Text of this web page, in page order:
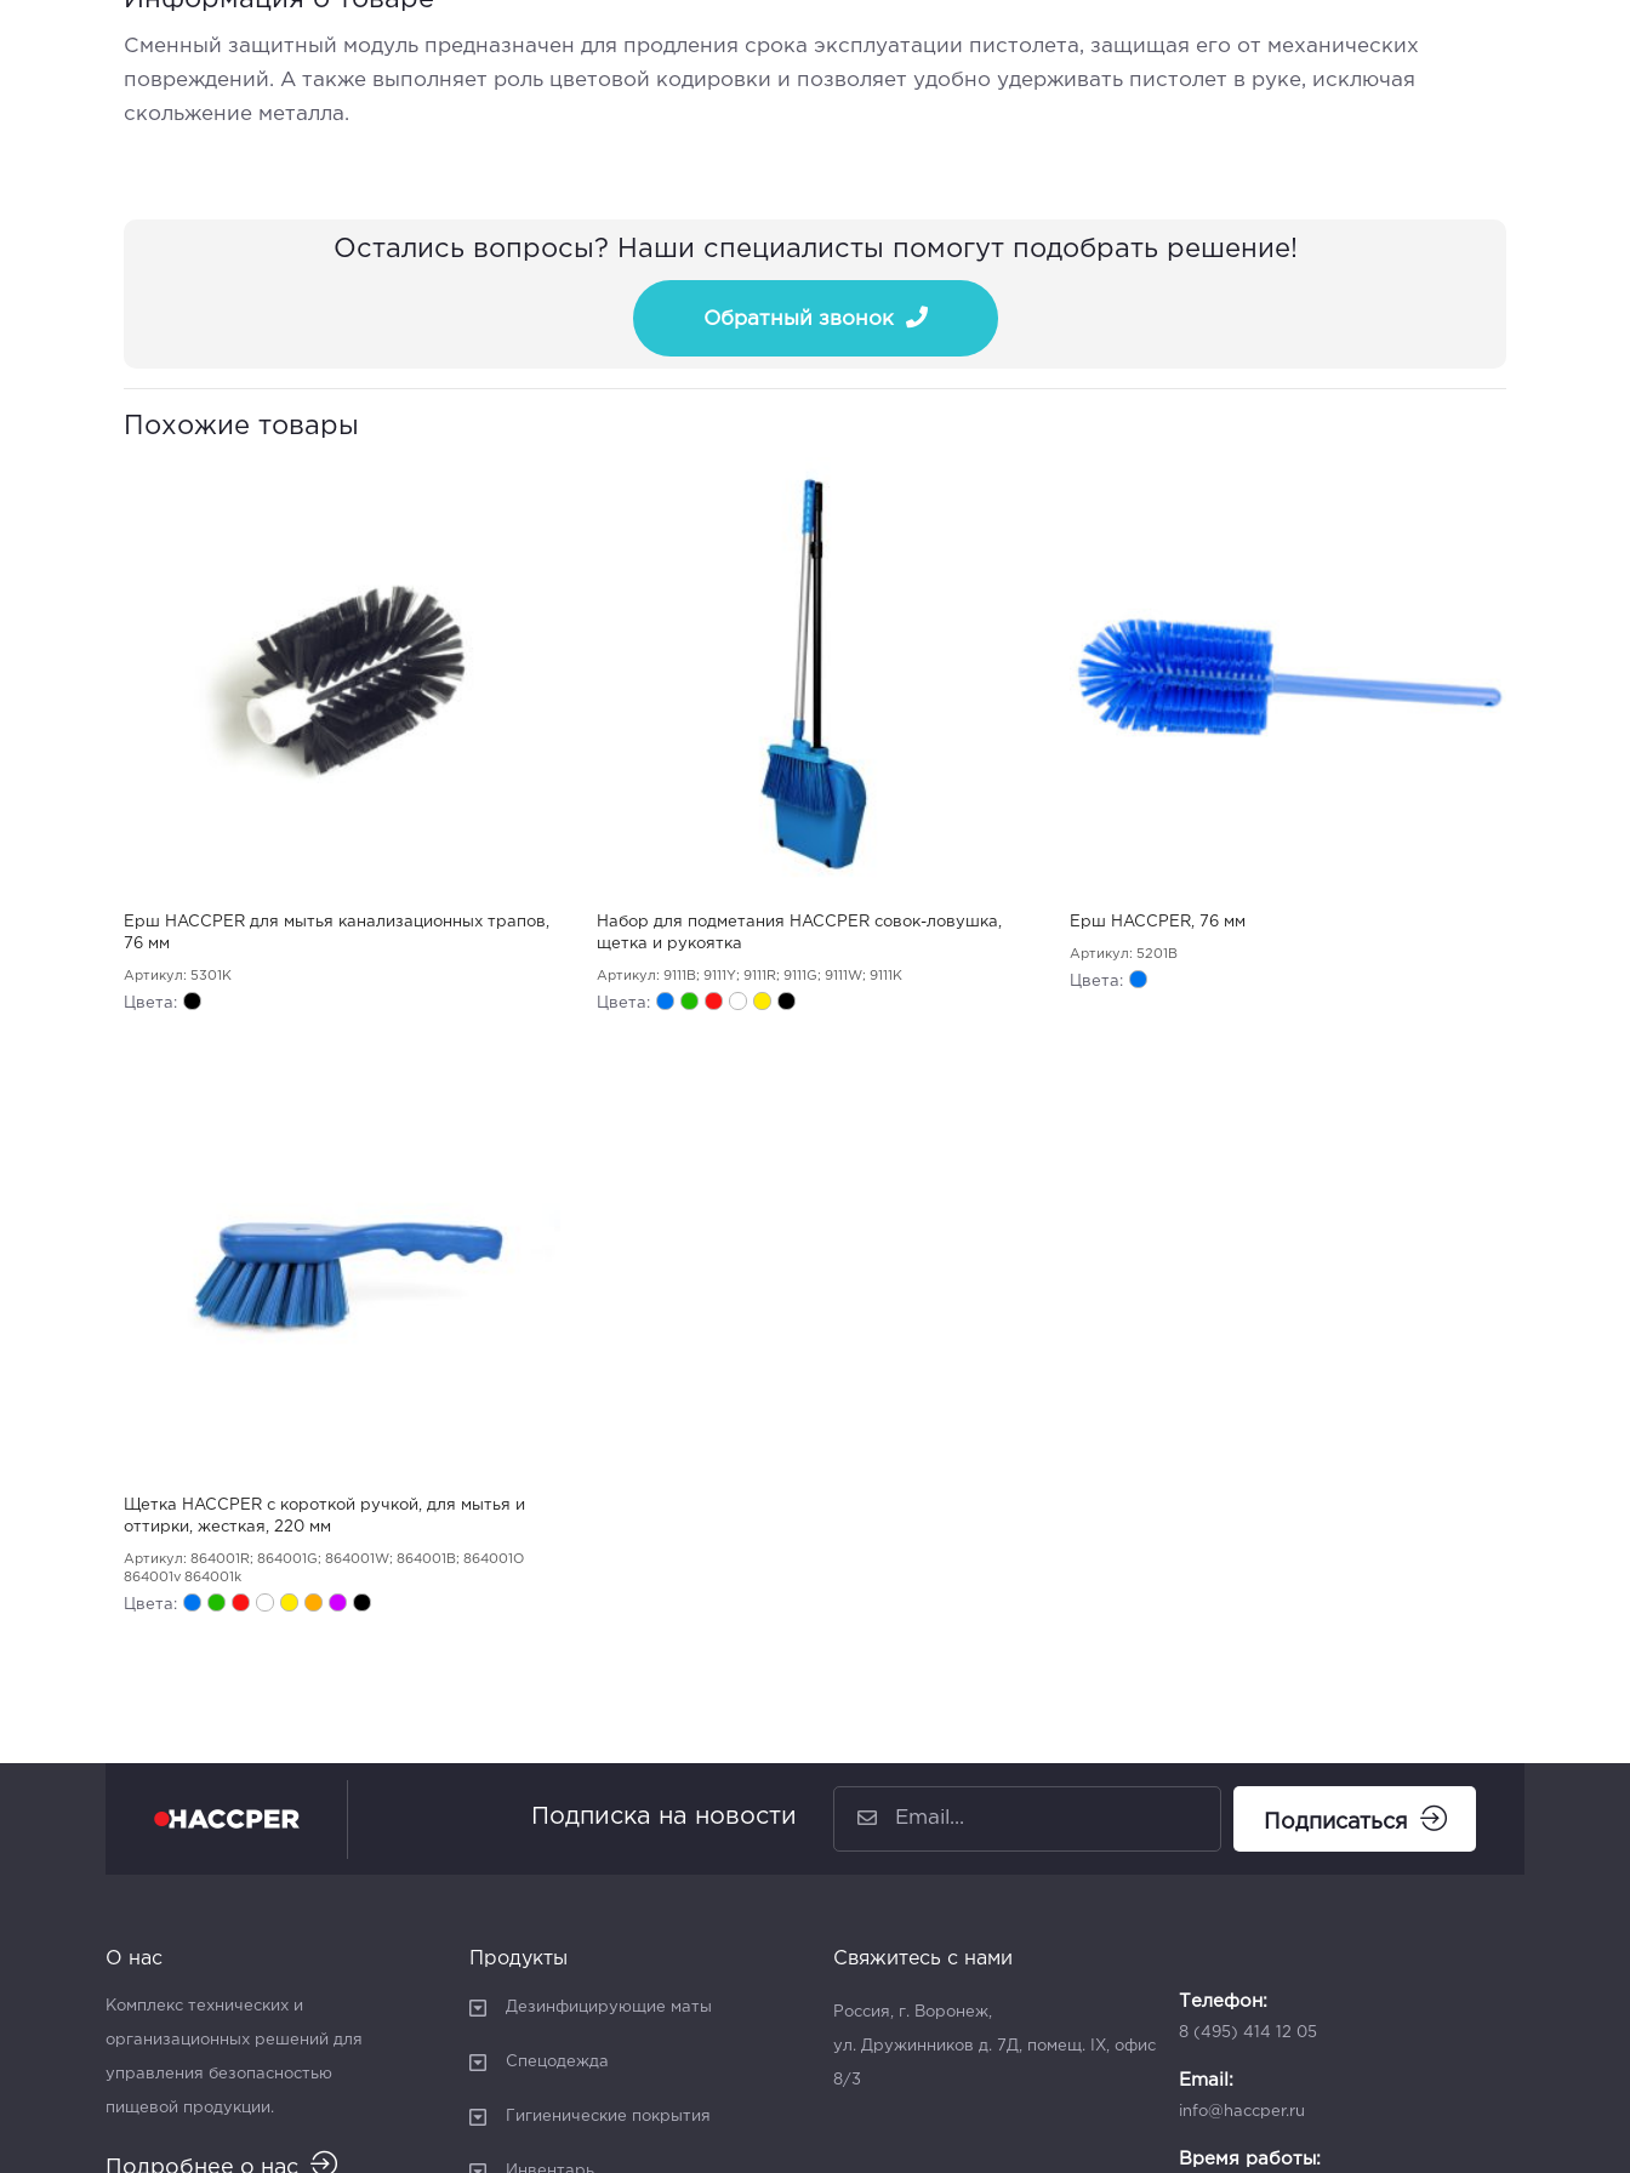
Сменный защитный модуль предназначен для продления срока эксплуатации пистолета, защищая его от механических
повреждений. А также выполняет роль цветовой кодировки и позволяет удобно удерживать пистолет в руке, исключая
скольжение металла.
Остались вопросы? Наши специалисты помогут подобрать решение!
Обратный звонок
Похожие товары
Ерш HACCPER для мытья канализационных трапов,
76 мм
Артикул: 5301K
Цвета:
Набор для подметания HACCPER совок-ловушка,
щетка и рукоятка
Артикул: 9111B; 9111Y; 9111R; 9111G; 9111W; 9111K
Цвета:
Ерш HACCPER, 76 мм
Артикул: 5201B
Цвета:
Щетка HACCPER с короткой ручкой, для мытья и
оттирки, жесткая, 220 мм
Артикул: 864001R; 864001G; 864001W; 864001B; 864001O
864001v 864001k
Цвета:
Подписка на новости Подписаться
О нас
Комплекс технических и
организационных решений для
управления безопасностью
пищевой продукции.
Подробнее о нас
Продукты
Дезинфицирующие маты
Спецодежда
Гигиенические покрытия
Свяжитесь с нами
Россия, г. Воронеж,
ул. Дружинников д. 7Д, помещ. IX, офис
8/3
Телефон:
8 (495) 414 12 05
Email:
info@haccper.ru
Время работы: